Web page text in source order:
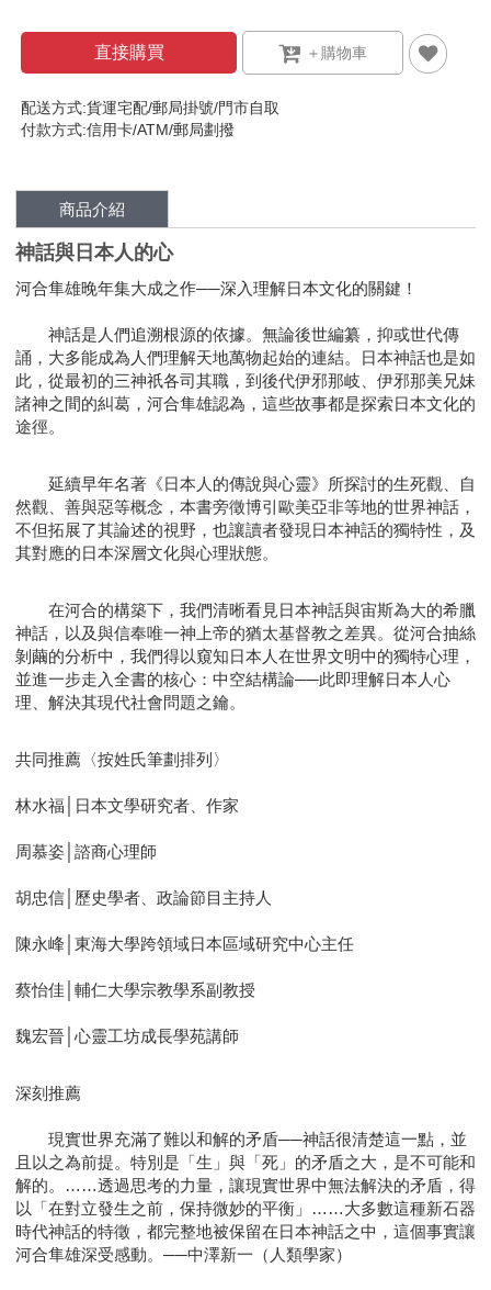
直接購買
配送方式:貨運宅配/郵局掛號/門市自取
付款方式:信用卡/ATM/郵局劃撥
商品介紹
神話與日本人的心
河合隼雄晚年集大成之作──深入理解日本文化的關鍵！
神話是人們追溯根源的依據。無論後世編纂，抑或世代傳
誦，大多能成為人們理解天地萬物起始的連結。日本神話也是如
此，從最初的三神祇各司其職，到後代伊邪那岐、伊邪那美兄妹
諸神之間的糾葛，河合隼雄認為，這些故事都是探索日本文化的
途徑。
延續早年名著《日本人的傳說與心靈》所探討的生死觀、自
然觀、善與惡等概念，本書旁徵博引歐美亞非等地的世界神話，
不但拓展了其論述的視野，也讓讀者發現日本神話的獨特性，及
其對應的日本深層文化與心理狀態。
在河合的構築下，我們清晰看見日本神話與宙斯為大的希臘
神話，以及與信奉唯一神上帝的猶太基督教之差異。從河合抽絲
剝繭的分析中，我們得以窺知日本人在世界文明中的獨特心理，
並進一步走入全書的核心：中空結構論──此即理解日本人心
理、解決其現代社會問題之鑰。
共同推薦〈按姓氏筆劃排列〉
林水福│日本文學研究者、作家
周慕姿│諮商心理師
胡忠信│歷史學者、政論節目主持人
陳永峰│東海大學跨領域日本區域研究中心主任
蔡怡佳│輔仁大學宗教學系副教授
魏宏晉│心靈工坊成長學苑講師
深刻推薦
現實世界充滿了難以和解的矛盾──神話很清楚這一點，並
且以之為前提。特別是「生」與「死」的矛盾之大，是不可能和
解的。……透過思考的力量，讓現實世界中無法解決的矛盾，得
以「在對立發生之前，保持微妙的平衡」……大多數這種新石器
時代神話的特徵，都完整地被保留在日本神話之中，這個事實讓
河合隼雄深受感動。──中澤新一（人類學家）